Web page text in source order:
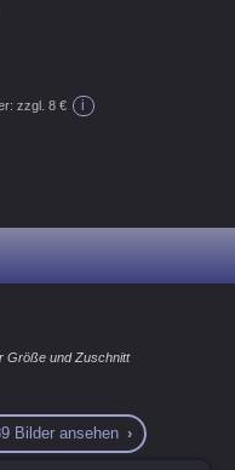
zzgl. 8 € i
Größe und Zuschnitt
Bilder ansehen